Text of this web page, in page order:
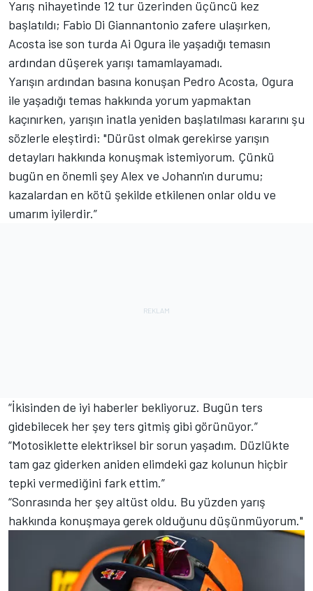
Yarış nihayetinde 12 tur üzerinden üçüncü kez
başlatıldı; Fabio Di Giannantonio zafere ulaşırken,
Acosta ise son turda Ai Ogura ile yaşadığı temasın
ardından düşerek yarışı tamamlayamadı.
Yarışın ardından basına konuşan Pedro Acosta, Ogura
ile yaşadığı temas hakkında yorum yapmaktan
kaçınırken, yarışın inatla yeniden başlatılması kararını şu
sözlerle eleştirdi: "Dürüst olmak gerekirse yarışın
detayları hakkında konuşmak istemiyorum. Çünkü
bugün en önemli şey Alex ve Johann'ın durumu;
kazalardan en kötü şekilde etkilenen onlar oldu ve
umarım iyilerdir.”
“İkisinden de iyi haberler bekliyoruz. Bugün ters
gidebilecek her şey ters gitmiş gibi görünüyor.”
“Motosiklette elektriksel bir sorun yaşadım. Düzlükte
tam gaz giderken aniden elimdeki gaz kolunun hiçbir
tepki vermediğini fark ettim.”
“Sonrasında her şey altüst oldu. Bu yüzden yarış
hakkında konuşmaya gerek olduğunu düşünmüyorum."